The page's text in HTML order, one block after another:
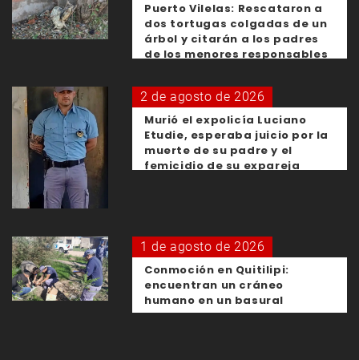
Puerto Vilelas: Rescataron a
dos tortugas colgadas de un
árbol y citarán a los padres
de los menores responsables
2 de agosto de 2026
Murió el expolicía Luciano
Etudie, esperaba juicio por la
muerte de su padre y el
femicidio de su expareja
1 de agosto de 2026
Conmoción en Quitilipi:
encuentran un cráneo
humano en un basural